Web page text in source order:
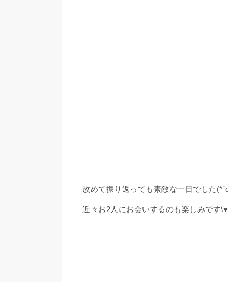
改めて振り返っても素敵な一日でした
近々お2人にお会いするのも楽しみです